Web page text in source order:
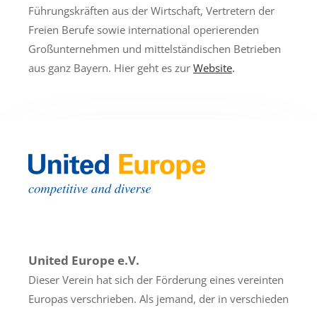
Führungskräften aus der Wirtschaft, Vertretern der
Freien Berufe sowie international operierenden
Großunternehmen und mittelständischen Betrieben
aus ganz Bayern. Hier geht es zur Website.
United Europe e.V.
Dieser Verein hat sich der Förderung eines vereinten
Europas verschrieben. Als jemand, der in verschieden